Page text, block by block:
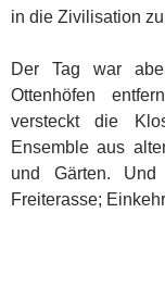
in die Zivilisation
Der Tag war
Ottenhöfen
versteckt die
Ensemble aus
und Gärten.
Freiterasse;